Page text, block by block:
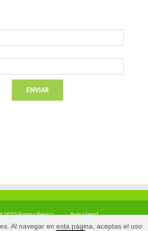
2015 Sorma Ibérica Aviso legal
Al navegar en esta página, aceptas el uso